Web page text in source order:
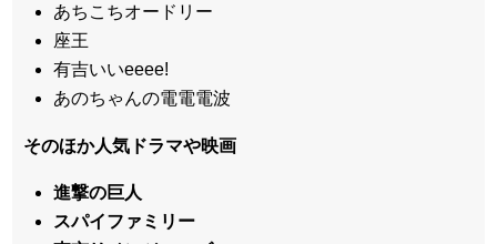
あちこちオードリー
座王
有吉いいeeee!
あのちゃんの電電電波
そのほか人気ドラマや映画
進撃の巨人
スパイファミリー